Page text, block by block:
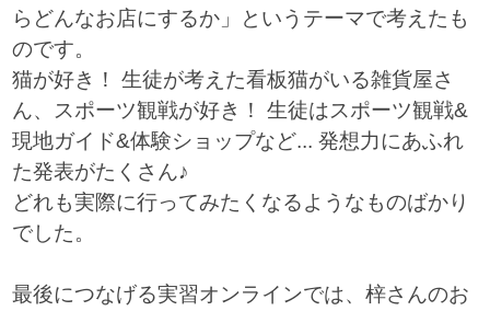
らどんなお店にするか」というテーマで考えたも
のです。
猫が好き！ 生徒が考えた看板猫がいる雑貨屋さ
ん、スポーツ観戦が好き！ 生徒はスポーツ観戦&
現地ガイド&体験ショップなど... 発想力にあふれ
た発表がたくさん♪
どれも実際に行ってみたくなるようなものばかり
でした。
最後につなげる実習オンラインでは、梓さんのお